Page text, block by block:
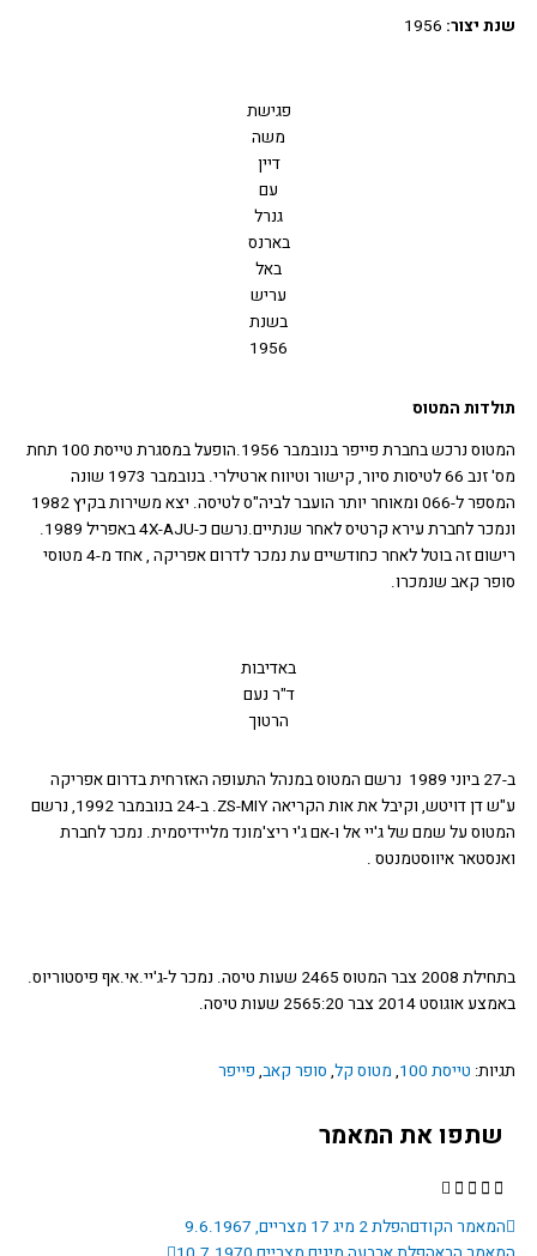
יצור:1956
פגישת
בארנס
המטוס
המטוס נרכש בחברת פייפר בנובמבר 1956.הופעל במסגרת טייסת 100 תחת
מס' זנב 66 לטיסות סיור, קישור וטיווח ארטילרי. בנובמבר 1973 שונה
המספר ל-066 ומאוחר יותר הועבר לביה"ס לטיסה. יצא משירות בקיץ 1982
ונמכר לחברת עירא קרטיס לאחר שנתיים.נרשם כ-4X-AJU באפריל 1989.
רישום זה בוטל לאחר כחודשיים עת נמכר לדרום אפריקה , אחד מ-4 מטוסי
קאב שנמכרו.
באדיבות
ד"ר נעם
הרטוך
ב-27 ביוני 1989 נרשם המטוס במנהל התעופה האזרחית בדרום אפריקה
ע"ש דן דויטש, וקיבל את אות הקריאה ZS-MIY. ב-24 בנובמבר 1992, נרשם
על שמם של ג'יי אל ו-אם ג'י ריצ'מונד מליידיסמית. נמכר לחברת
איווסטמנטס .
בתחילת 2008 צבר המטוס 2465 שעות טיסה. נמכר ל-ג'יי.אי.אף פיסטוריוס.
2014 צבר 2565:20 שעות טיסה.
טייסת 100 , מטוס קל,סופר קאב, פייפר
את המאמר
הקודםהפלת 2 מיג 17 מצריים, 9.6.1967
הבא